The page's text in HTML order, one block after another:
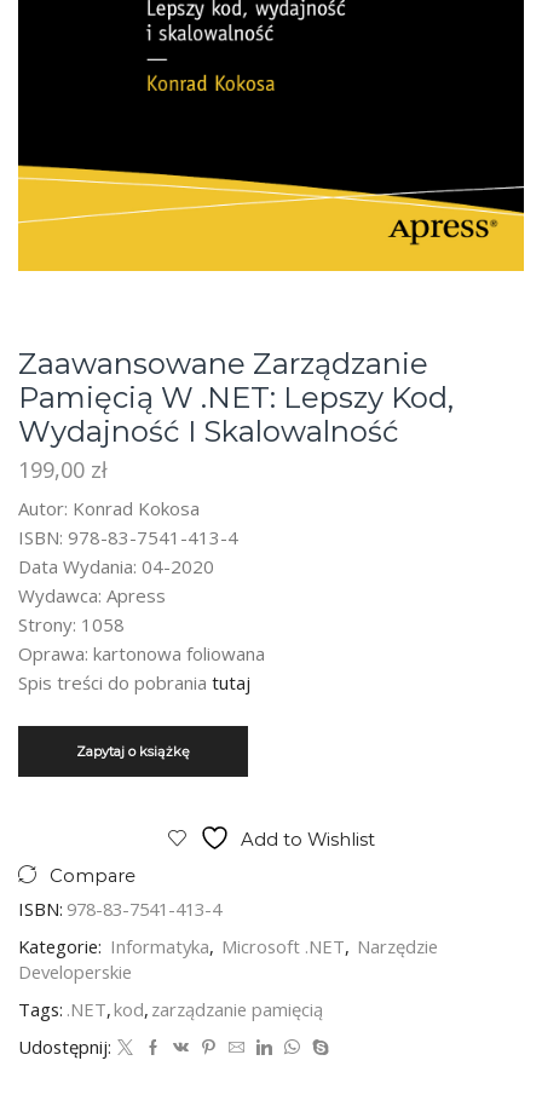
Zaawansowane Zarządzanie
Pamięcią W .NET: Lepszy Kod,
Wydajność I Skalowalność
199,00 zł
Autor: Konrad Kokosa
ISBN: 978-83-7541-413-4
Data Wydania: 04-2020
Wydawca: Apress
Strony: 1058
Oprawa: kartonowa foliowana
Spis treści do pobrania tutaj
Add to Wishlist
Compare
ISBN: 978-83-7541-413-4
Kategorie: Informatyka, Microsoft .NET, Narzędzie
Developerskie
Tags: .NET,kod, zarządzanie pamięcią
Udostępnij: